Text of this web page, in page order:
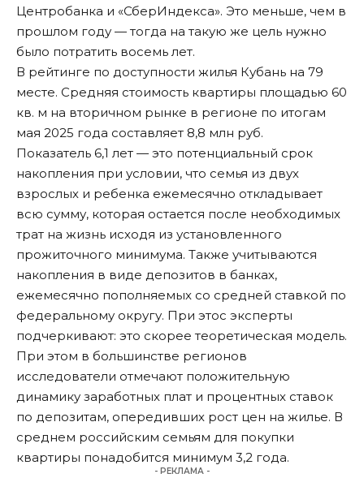
Центробанка и «СберИндекса». Это меньше, чем в
прошлом году — тогда на такую же цель нужно
было потратить восемь лет.
В рейтинге по доступности жилья Кубань на 79
месте. Средняя стоимость квартиры площадью 60
кв. м на вторичном рынке в регионе по итогам
мая 2025 года составляет 8,8 млн руб.
Показатель 6,1 лет — это потенциальный срок
накопления при условии, что семья из двух
взрослых и ребенка ежемесячно откладывает
всю сумму, которая остается после необходимых
трат на жизнь исходя из установленного
прожиточного минимума. Также учитываются
накопления в виде депозитов в банках,
ежемесячно пополняемых со средней ставкой по
федеральному округу. При этос эксперты
подчеркивают: это скорее теоретическая модель.
При этом в большинстве регионов
исследователи отмечают положительную
динамику заработных плат и процентных ставок
по депозитам, опередивших рост цен на жилье. В
среднем российским семьям для покупки
квартиры понадобится минимум 3,2 года.
- РЕКЛАМА -